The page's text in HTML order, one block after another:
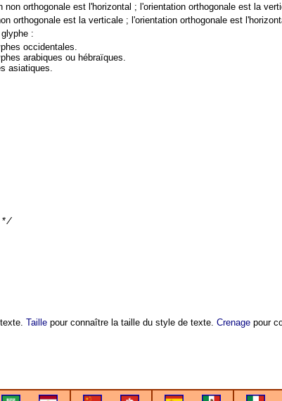
orthogonale est l'horizontal ; l'orientation orthogonale est la
orthogonale est la verticale ; l'orientation orthogonale est
:
occidentales.
arabiques ou hébraïques.
asiatiques.
*/
Taillepour connaître la taille du style de texte. Crenagepour